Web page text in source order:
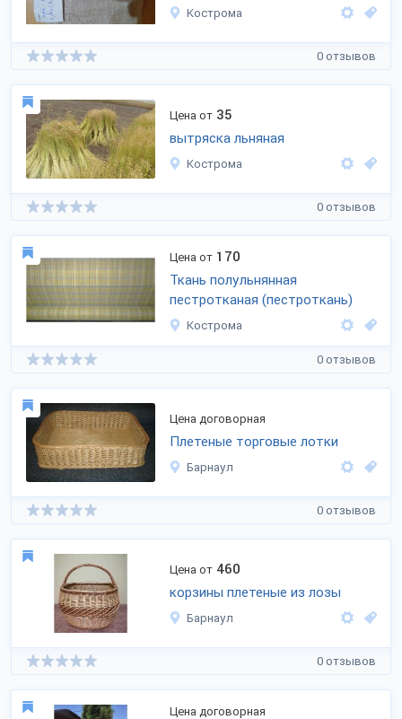
Кострома
0 отзывов
Цена от 35
вытряска льняная
Кострома
0 отзывов
Цена от 170
Ткань полульнянная
пестротканая (пестроткань)
Кострома
0 отзывов
Цена договорная
Плетеные торговые лотки
Барнаул
0 отзывов
Цена от 460
корзины плетеные из лозы
Барнаул
0 отзывов
Цена договорная